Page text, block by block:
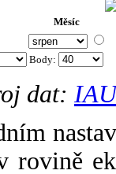
Měsíc
Body:
dat:
rovině